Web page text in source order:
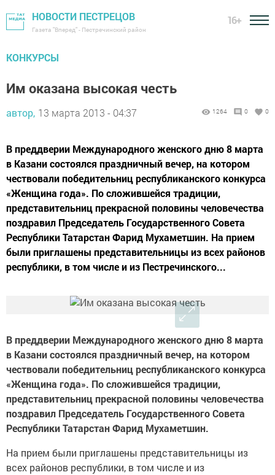
НОВОСТИ ПЕСТРЕЦОВ
Газета "Вперед" - Пестречинский район
16+
КОНКУРСЫ
Им оказана высокая честь
автор, 13 марта 2013 - 04:37 1264 0 0
В преддверии Международного женского дню 8 марта
в Казани состоялся праздничный вечер, на котором
чествовали победительниц республиканского конкурса
«Женщина года». По сложившейся традиции,
представительниц прекрасной половины человечества
поздравил Председатель Государственного Совета
Республики Татарстан Фарид Мухаметшин. На прием
были приглашены представительницы из всех районов
республики, в том числе и из Пестречинского...
В преддверии Международного женского дню 8 марта
в Казани состоялся праздничный вечер, на котором
чествовали победительниц республиканского конкурса
«Женщина года». По сложившейся традиции,
представительниц прекрасной половины человечества
поздравил Председатель Государственного Совета
Республики Татарстан Фарид Мухаметшин.
На прием были приглашены представительницы из
всех районов республики, в том числе и из